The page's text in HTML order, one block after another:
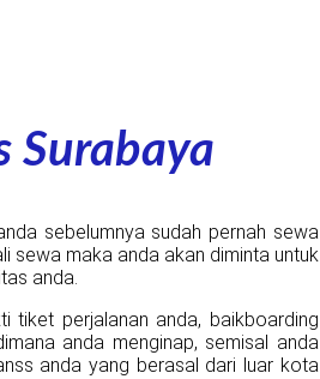
Surabaya
sebelumnya sudah pernah sewa
sewa maka anda akan diminta untuk
anda.
tiket perjalanan anda, baikboarding
anda menginap, semisal anda
anda yang berasal dari luar kota